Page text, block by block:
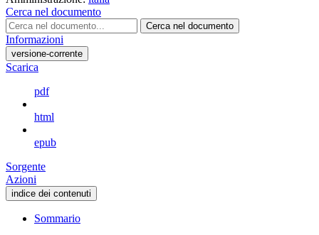
Cerca nel documento
Cerca nel documento
Informazioni
versione-corrente
Scarica
pdf
html
epub
Sorgente
Azioni
indice dei contenuti
Sommario